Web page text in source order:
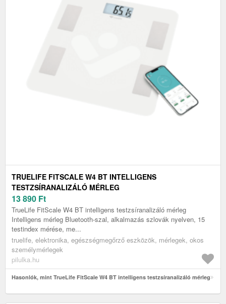
TRUELIFE FITSCALE W4 BT INTELLIGENS
TESTZSÍRANALIZÁLÓ MÉRLEG
13 890 Ft
TrueLife FitScale W4 BT intelligens testzsíranalizáló mérleg
Intelligens mérleg Bluetooth-szal, alkalmazás szlovák nyelven, 15
testindex mérése, me...
truelife, elektronika, egészségmegőrző eszközök, mérlegek, okos
személymérlegek
pilulka.hu
Hasonlók, mint TrueLife FitScale W4 BT intelligens testzsíranalizáló mérleg